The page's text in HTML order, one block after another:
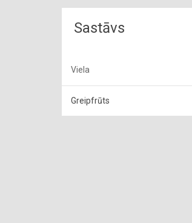
Sastāvs
Viela
Greipfrūts